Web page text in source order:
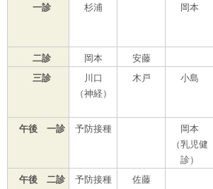
一診
杉浦 岡本
二診 岡本 安藤
三診
川口
（神経）
木戸 小島
午後 一診 予防接種
岡本
（乳児健
診）
午後 二診
予防接種
佐藤